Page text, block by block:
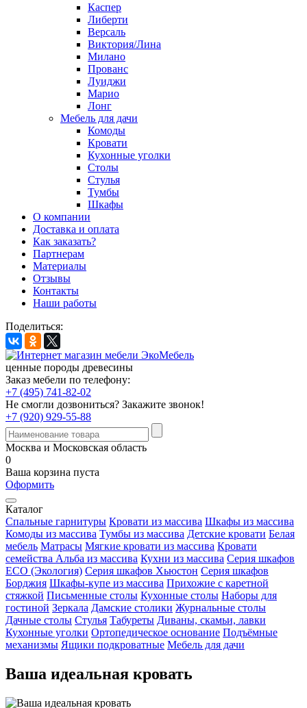
Каспер
Либерти
Версаль
Виктория/Лина
Милано
Прованс
Луиджи
Марио
Лонг
Мебель для дачи
Комоды
Кровати
Кухонные уголки
Столы
Стулья
Тумбы
Шкафы
О компании
Доставка и оплата
Как заказать?
Партнерам
Материалы
Отзывы
Контакты
Наши работы
Поделиться:
ценные породы древесины
Заказ мебели по телефону:
+7 (495) 741-82-02
Не смогли дозвониться? Закажите звонок!
+7 (920) 929-55-88
Москва и Московская область
0
Ваша корзина пуста
Оформить
Каталог
Спальные гарнитуры Кровати из массива Шкафы из массива
Комоды из массива Тумбы из массива Детские кровати Белая
мебель Матрасы Мягкие кровати из массива Кровати
семейства Альба из массива Кухни из массива Серия шкафов
ECO (Экология) Серия шкафов Хьюстон Серия шкафов
Борджия Шкафы-купе из массива Прихожие с каретной
стяжкой Письменные столы Кухонные столы Наборы для
гостиной Зеркала Дамские столики Журнальные столы
Дачные столы Стулья Табуреты Диваны, скамьи, лавки
Кухонные уголки Ортопедическое основание Подъёмные
механизмы Ящики подкроватные Мебель для дачи
Ваша идеальная кровать